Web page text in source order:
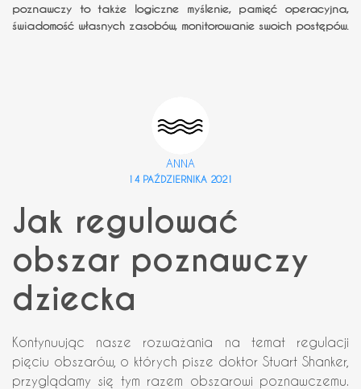
poznawczy to także logiczne myślenie, pamięć operacyjna,
świadomość własnych zasobów, monitorowanie swoich postępów.
ANNA
14 PAŹDZIERNIKA 2021
Jak regulować
obszar poznawczy
dziecka
Kontynuując nasze rozważania na temat regulacji
pięciu obszarów, o których pisze doktor Stuart Shanker,
przyglądamy się tym razem obszarowi poznawczemu.